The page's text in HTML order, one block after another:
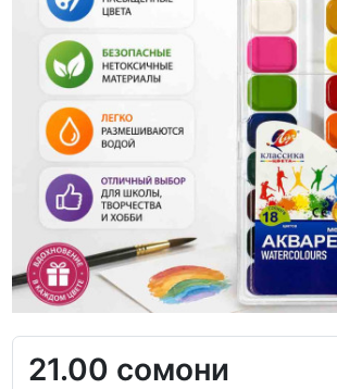
21.00 сомони